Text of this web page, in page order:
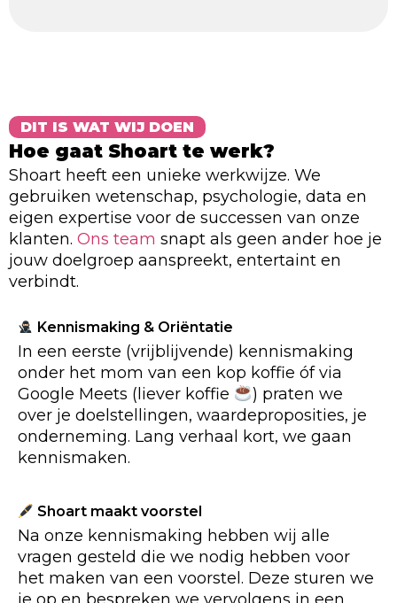
DIT IS WAT WIJ DOEN
Hoe gaat Shoart te werk?
Shoart heeft een unieke werkwijze. We
gebruiken wetenschap, psychologie, data en
eigen expertise voor de successen van onze
klanten. Ons team snapt als geen ander hoe je
jouw doelgroep aanspreekt, entertaint en
verbindt.
Kennismaking & Oriëntatie
In een eerste (vrijblijvende) kennismaking
onder het mom van een kop koffie óf via
Google Meets (liever koffie
) praten we
over je doelstellingen, waardeproposities, je
onderneming. Lang verhaal kort, we gaan
kennismaken.
Shoart maakt voorstel
Na onze kennismaking hebben wij alle
vragen gesteld die we nodig hebben voor
het maken van een voorstel. Deze sturen we